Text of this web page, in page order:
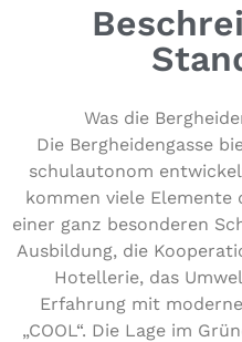
Was die
Die Berg­hei­den­gas­se
schul­au­to­nom
kommen viele Elemente
einer ganz beson­de­ren
Aus­bil­dung, die
Hotel­le­rie, das
Erfahrung mit
„COOL“. Die Lage im